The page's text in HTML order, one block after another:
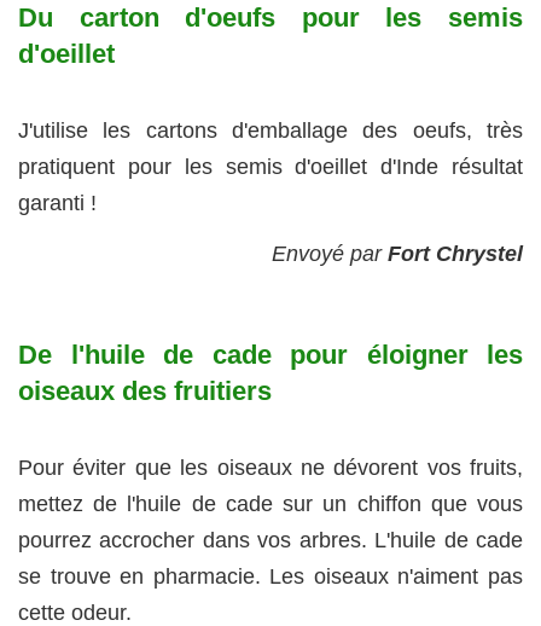
Du carton d'oeufs pour les semis
d'oeillet
J'utilise les cartons d'emballage des oeufs, très
pratiquent pour les semis d'oeillet d'Inde résultat
garanti !
Envoyé par Fort Chrystel
De l'huile de cade pour éloigner les
oiseaux des fruitiers
Pour éviter que les oiseaux ne dévorent vos fruits,
mettez de l'huile de cade sur un chiffon que vous
pourrez accrocher dans vos arbres. L'huile de cade
se trouve en pharmacie. Les oiseaux n'aiment pas
cette odeur.